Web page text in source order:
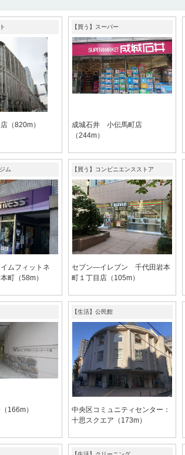
（820m）
【買う】スーパー
成城石井 小伝馬町店
（244m）
ム
ムフィットネ
町（58m）
【買う】コンビニエンスストア
セブン―イレブン 千代田岩本
町１丁目店（105m）
166m）
【生活】公民館
中央区コミュニティセンター：
十思スクエア（173m）